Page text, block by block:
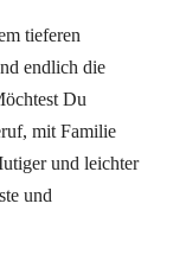
tieferen
endlich die
Du
mit Familie
und leichter
und